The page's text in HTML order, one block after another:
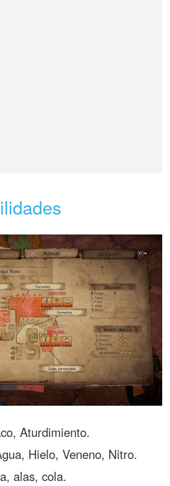
Aturdimiento.
Hielo, Veneno, Nitro.
alas, cola.